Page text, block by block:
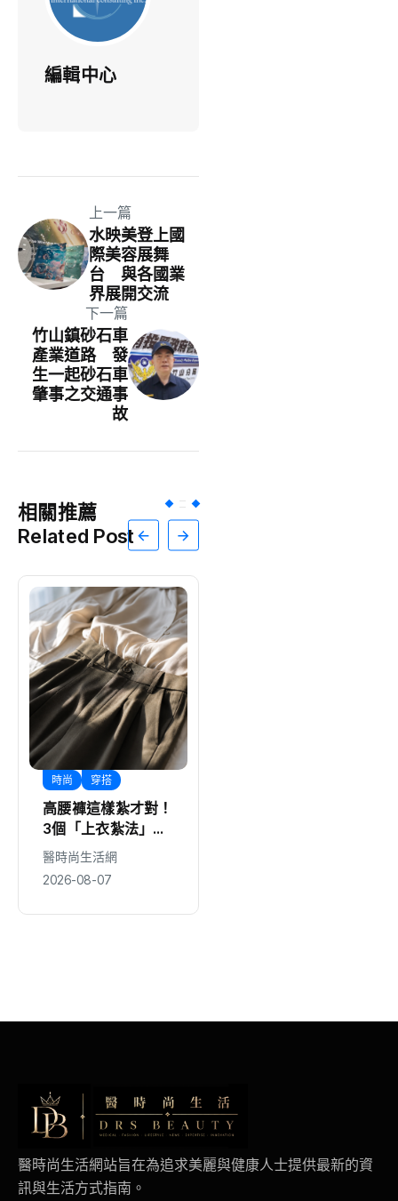
編輯中心
上一篇
水映美登上國
際美容展舞
台 與各國業
界展開交流
下一篇
竹山鎮砂石車
產業道路 發
生一起砂石車
肇事之交通事
故
相關推薦
Related Post
時尚 穿搭
高腰褲這樣紮才對！
3個「上衣紮法」細
節，讓腰線往上移、
醫時尚生活網
2026-08-07
醫時尚生活網站旨在為追求美麗與健康人士提供最新的資
訊與生活方式指南。